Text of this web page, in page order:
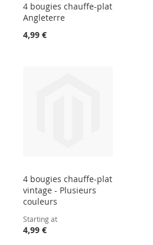
4 bougies chauffe-plat
Angleterre
4,99 €
4 bougies chauffe-plat
vintage - Plusieurs
couleurs
Starting at
4,99 €